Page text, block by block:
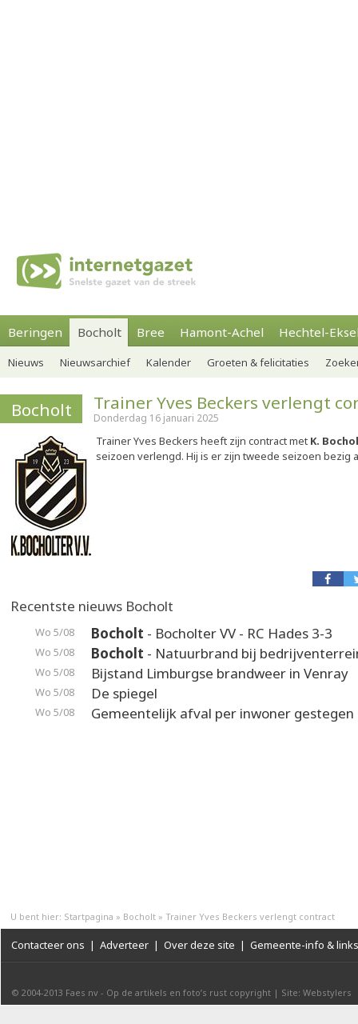
Beringen Bocholt Bree Hamont-Achel Hechtel-
Nieuws Nieuwsarchief Kalender Groeten & felicitaties
Bocholt Trainer Yves Beckers verlengt
Donderdag 16 januari 2025
Trainer Yves Beckers heeft zijn contract met K.
seizoen verlengd. Hij is er zijn tweede seizoen bezig
Recentste nieuws Bocholt
Wo 5/08 Bocholt - Bocholter VV - RC Hades 3-3
Wo 5/08 Bocholt - Natuurbrand bij
Wo 5/08 Bijstand Limburgse brandweer in Venray
Wo 5/08 De spiegel
Wo 5/08 Gemeentelijk afval per inwoner gestegen
U bent hier: Startpagina » Bocholt » Trainer Yves Beckers verlengt contract
Contacteer ons | Adverteer | Over deze site | Gemeente-info & links
© 2004-2013 Faes nv - Op de artikels en foto’s rust copyright | Site: Webstylers